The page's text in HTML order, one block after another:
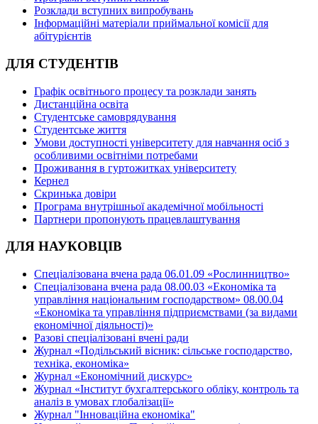
Розклади вступних випробувань
Інформаційні матеріали приймальної комісії для
абітурієнтів
ДЛЯ СТУДЕНТІВ
Графік освітнього процесу та розклади занять
Дистанційна освіта
Студентське самоврядування
Студентське життя
Умови доступності університету для навчання осіб з
особливими освітніми потребами
Проживання в гуртожитках університету
Кернел
Скринька довіри
Програма внутрішньої академічної мобільності
Партнери пропонують працевлаштування
ДЛЯ НАУКОВЦІВ
Спеціалізована вчена рада 06.01.09 «Рослинництво»
Спеціалізована вчена рада 08.00.03 «Економіка та
управління національним господарством» 08.00.04
«Економіка та управління підприємствами (за видами
економічної діяльності)»
Разові спеціалізовані вчені ради
Журнал «Подільський вісник: сільське господарство,
техніка, економіка»
Журнал «Економічний дискурс»
Журнал «Інститут бухгалтерського обліку, контроль та
аналіз в умовах глобалізації»
Журнал "Інноваційна економіка"